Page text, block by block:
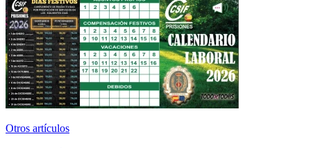
Otros artículos